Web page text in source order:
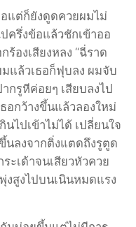
แต่ก็ยังดูดควยผมไม่
ครึ่งข้อแล้วชักเข้าออ
ร้องเสียงหลง “ฉี่ราด
มแล้วเธอก็ฟุบลง ผมจับ
กรูหีค่อยๆ เสียบลงไป
อกว้างขึ้นแล้วลองใหม่
ไปเข้าไม่ได้ เปลี่ยนใจ
นลงจากติ่งแตดถึงรูตูด
ะเด้าจนเสียวหัวควย
งสูงไปบนเนินหมดแรง